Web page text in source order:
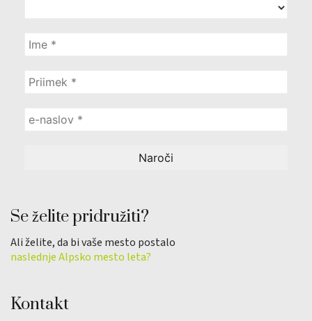
Se želite pridružiti?
Ali želite, da bi vaše mesto postalo
naslednje Alpsko mesto leta?
Kontakt